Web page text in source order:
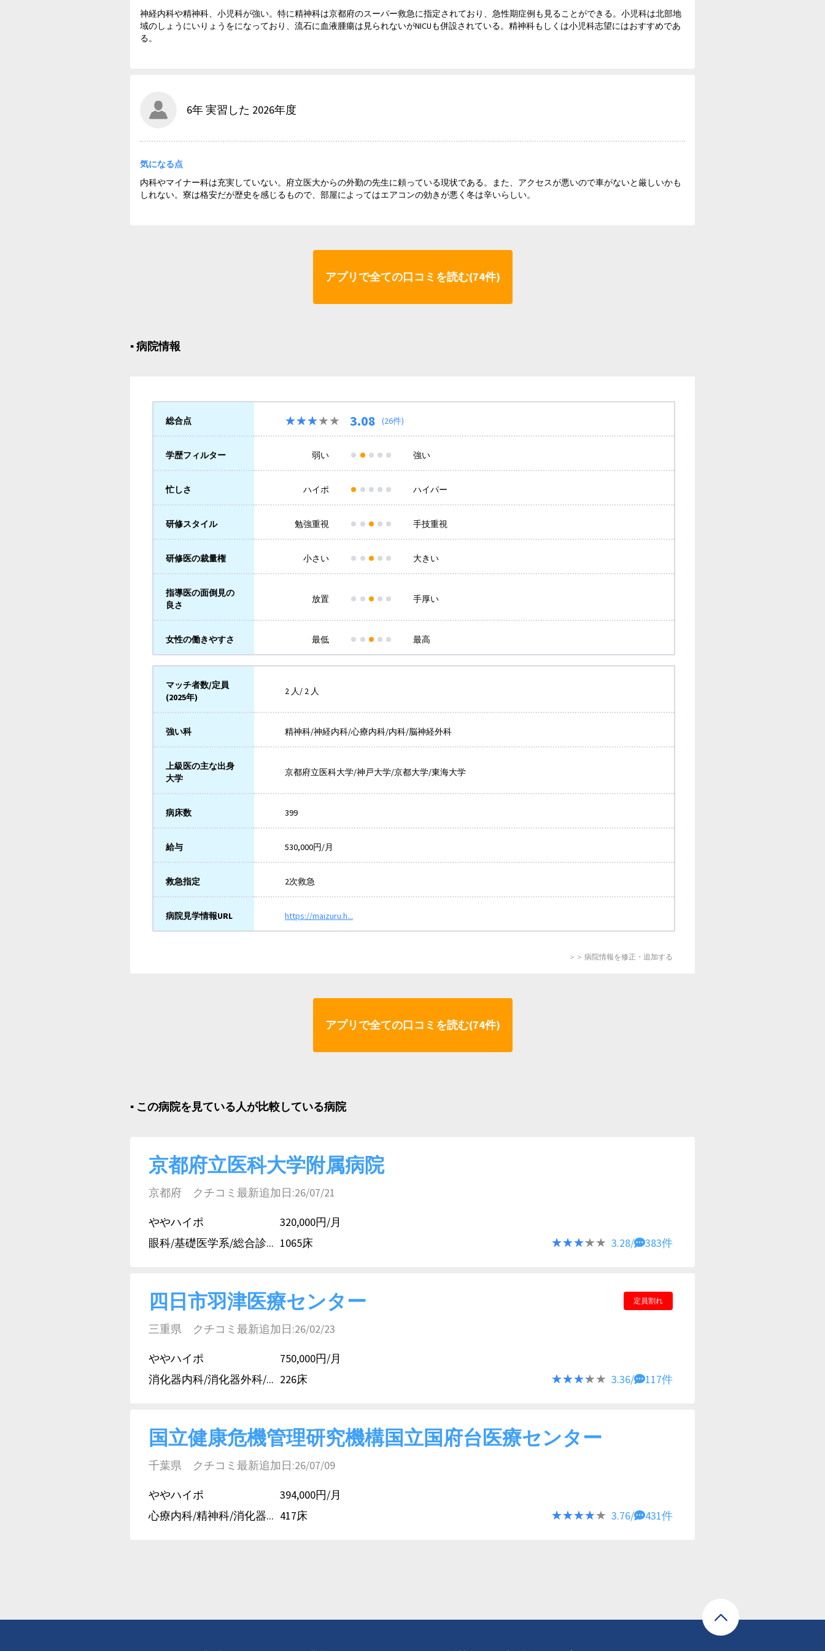
神経内科や精神科、小児科が強い。特に精神科は京都府のスーパー救急に指定されており、急性期症例も見ることができる。小児科は北部地
域のしょうにいりょうをになっており、流石に血液腫瘍は見られないがNICUも併設されている。精神科もしくは小児科志望にはおすすめであ
る。
6年 実習した 2026年度
気になる点
内科やマイナー科は充実していない。府立医大からの外勤の先生に頼っている現状である。また、アクセスが悪いので車がないと厳しいかも
しれない。寮は格安だが歴史を感じるもので、部屋によってはエアコンの効きが悪く冬は辛いらしい。
アプリで全ての口コミを読む(74件)
▪︎ 病院情報
総合点 ★★★★★
★★★★★ 3.08 (26件)
学歴フィルター 弱い 強い
忙しさ ハイポ ハイパー
研修スタイル 勉強重視 手技重視
研修医の裁量権 小さい 大きい
指導医の面倒見の
良さ
放置 手厚い
女性の働きやすさ 最低 最高
マッチ者数/定員
(2025年)
2 人/ 2 人
強い科 精神科/神経内科/心療内科/内科/脳神経外科
上級医の主な出身
大学
京都府立医科大学/神戸大学/京都大学/東海大学
病床数 399
給与 530,000円/月
救急指定 2次救急
病院見学情報URL https://maizuru.h...
＞＞ 病院情報を修正・追加する
アプリで全ての口コミを読む(74件)
▪︎ この病院を見ている人が比較している病院
京都府立医科大学附属病院
京都府 クチコミ最新追加日:26/07/21
★★★★★
★★★★★ 3.28/ 383件
ややハイポ
眼科/基礎医学系/総合診...
320,000円/月
1065床
四日市羽津医療センター
三重県 クチコミ最新追加日:26/02/23
★★★★★
★★★★★ 3.36/ 117件
ややハイポ
消化器内科/消化器外科/...
750,000円/月
226床
定員割れ
国立健康危機管理研究機構国立国府台医療センター
千葉県 クチコミ最新追加日:26/07/09
★★★★★
★★★★★ 3.76/ 431件
ややハイポ
心療内科/精神科/消化器...
394,000円/月
417床